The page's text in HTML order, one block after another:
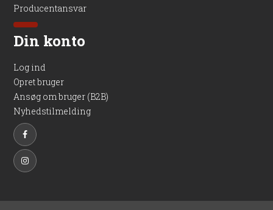
Producentansvar
Din konto
Log ind
Opret bruger
Ansøg om bruger (B2B)
Nyhedstilmelding